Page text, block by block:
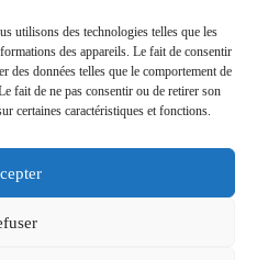
utilisons des technologies telles que les
des appareils. Le fait de consentir
des données telles que le comportement de
fait de ne pas consentir ou de retirer son
certaines caractéristiques et fonctions.